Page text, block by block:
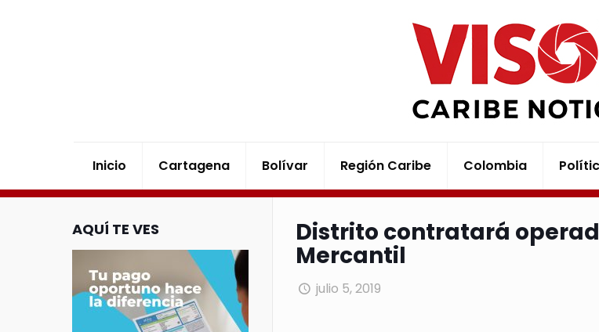
Inicio Cartagena Bolívar Región Caribe Colombia
Distrito contratará
Mercantil
julio 5, 2019
AQUÍ TE VES